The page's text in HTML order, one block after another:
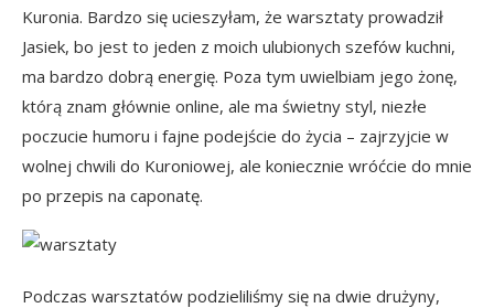
Kuronia. Bardzo się ucieszyłam, że warsztaty prowadził
Jasiek, bo jest to jeden z moich ulubionych szefów kuchni,
ma bardzo dobrą energię. Poza tym uwielbiam jego żonę,
którą znam głównie online, ale ma świetny styl, niezłe
poczucie humoru i fajne podejście do życia – zajrzyjcie w
wolnej chwili do Kuroniowej, ale koniecznie wróćcie do mnie
po przepis na caponatę.
Podczas warsztatów podzieliliśmy się na dwie drużyny,